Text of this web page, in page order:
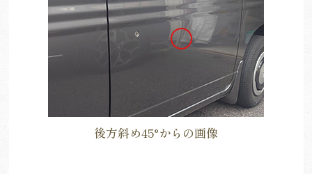
後方斜め45°からの画像